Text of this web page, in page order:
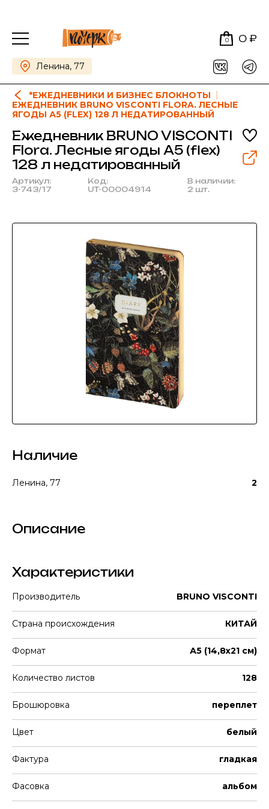
0 0 ₽
Ленина, 77
*ЕЖЕДНЕВНИКИ И БИЗНЕС БЛОКНОТЫ
ЕЖЕДНЕВНИК BRUNO VISCONTI FLORA. ЛЕСНЫЕ
ЯГОДЫ А5 (FLEX) 128 Л НЕДАТИРОВАННЫЙ
Ежедневник BRUNO VISCONTI
Flora. Лесные ягоды А5 (flex)
128 л недатированный
Артикул:
3-743/17
Код:
UT-00004914
В наличии:
2 шт.
Наличие
Ленина, 77 2
Описание
Характеристики
Производитель BRUNO VISCONTI
Страна происхождения КИТАЙ
Формат А5 (14,8х21 см)
Количество листов 128
Брошюровка переплет
Цвет белый
Фактура гладкая
Фасовка альбом